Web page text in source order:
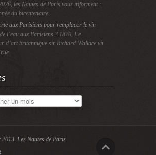
les Nautes de Paris vous informent :
du bicentenaire
aux Parisiens pour remplacer le vin
l’eau aux Parisiens ? 1870, Le
d’art britannique sir Richard Wallace vit
Les Nautes de Paris